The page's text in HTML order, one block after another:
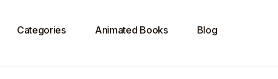
Categories Animated Books Blog